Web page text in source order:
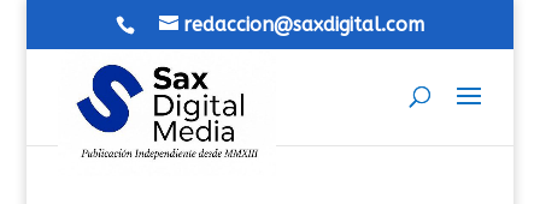
redaccion@saxdigital.com